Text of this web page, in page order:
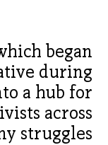
began
during
a hub for
across
struggles.